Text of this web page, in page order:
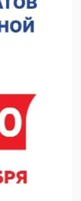
после
русского